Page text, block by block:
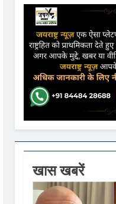
की आशंका
कहा- कार्यक्रम से सरकार का
खास खबरें